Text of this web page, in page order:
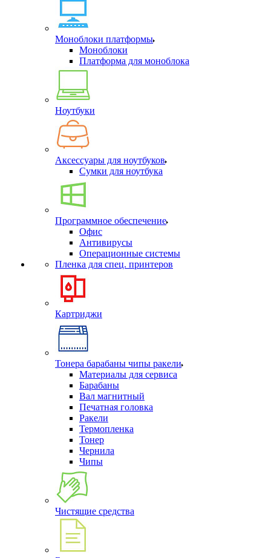
Моноблоки платформы
Моноблоки
Платформа для моноблока
Ноутбуки
Аксессуары для ноутбуков
Сумки для ноутбука
Программное обеспечение
Офис
Антивирусы
Операционные системы
Пленка для спец. принтеров
Картриджи
Тонера барабаны чипы ракели
Материалы для сервиса
Барабаны
Вал магнитный
Печатная головка
Ракели
Термопленка
Тонер
Чернила
Чипы
Чистящие средства